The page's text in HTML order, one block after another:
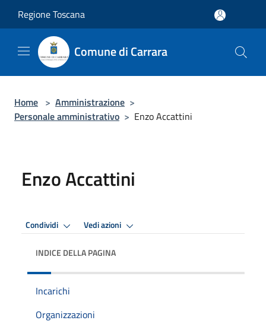
Regione Toscana
Comune di Carrara
Home > Amministrazione >
Personale amministrativo > Enzo Accattini
Enzo Accattini
Condividi Vedi azioni
INDICE DELLA PAGINA
Incarichi
Organizzazioni